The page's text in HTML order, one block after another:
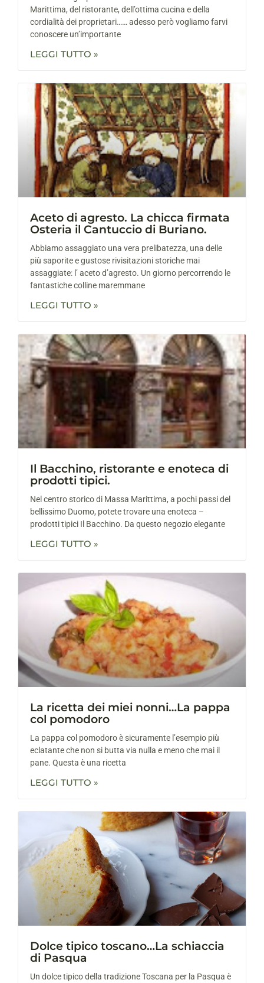
Marittima, del ristorante, dell’ottima cucina e della
cordialità dei proprietari…… adesso però vogliamo farvi
conoscere un’importante
LEGGI TUTTO »
Aceto di agresto. La chicca firmata
Osteria il Cantuccio di Buriano.
Abbiamo assaggiato una vera prelibatezza, una delle
più saporite e gustose rivisitazioni storiche mai
assaggiate: l’ aceto d’agresto. Un giorno percorrendo le
fantastiche colline maremmane
LEGGI TUTTO »
Il Bacchino, ristorante e enoteca di
prodotti tipici.
Nel centro storico di Massa Marittima, a pochi passi del
bellissimo Duomo, potete trovare una enoteca –
prodotti tipici Il Bacchino. Da questo negozio elegante
LEGGI TUTTO »
La ricetta dei miei nonni…La pappa
col pomodoro
La pappa col pomodoro è sicuramente l’esempio più
eclatante che non si butta via nulla e meno che mai il
pane. Questa è una ricetta
LEGGI TUTTO »
Dolce tipico toscano…La schiaccia
di Pasqua
Un dolce tipico della tradizione Toscana per la Pasqua è